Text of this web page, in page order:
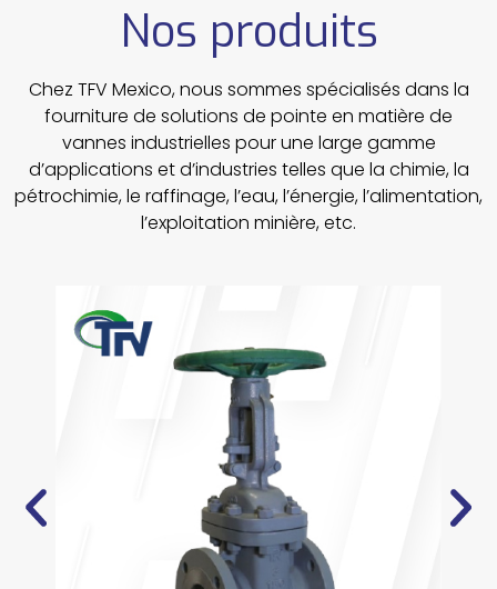
Nos produits
Chez TFV Mexico, nous sommes spécialisés dans la
fourniture de solutions de pointe en matière de
vannes industrielles pour une large gamme
d’applications et d’industries telles que la chimie, la
pétrochimie, le raffinage, l’eau, l’énergie, l’alimentation,
l’exploitation minière, etc.